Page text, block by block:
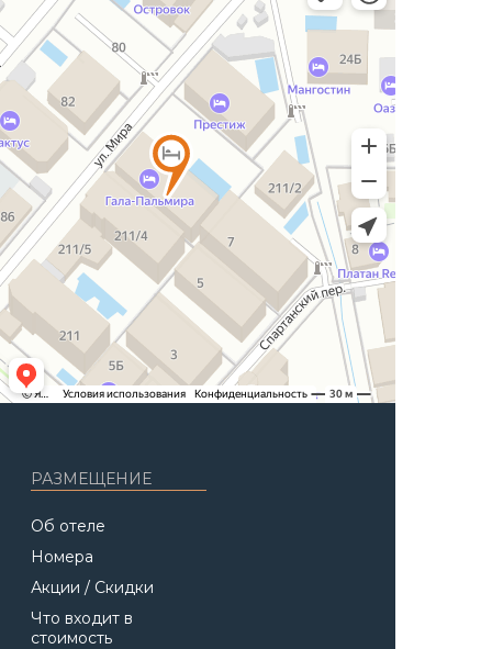
РАЗМЕЩЕНИЕ
Об отеле
Номера
Акции / Скидки
Что входит в
стоимость